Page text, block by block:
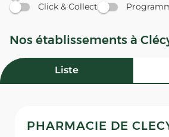
Click & Collect
Nos établissements à
Liste
PHARMACIE DE